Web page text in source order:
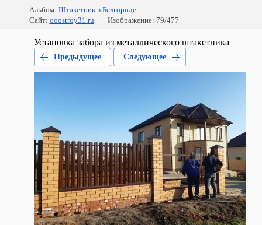
Альбом: Штакетник в Белгороде
Сайт: ooostroy31.ru Изображение: 79/477
Установка забора из металлического штакетника
Предыдущее Следующее